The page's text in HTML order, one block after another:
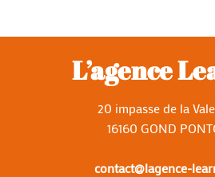
L’agence
20 impasse de la
16160 GOND
contact@lagence-